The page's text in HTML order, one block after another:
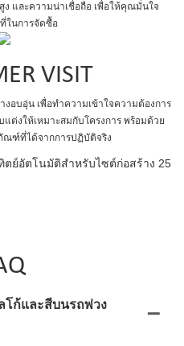
และความน่าเชื่อถือ เพื่อให้คุณมั่นใจ
ในการจัดซื้อ
VISIT
งอบอุ่น เพื่อทำความเข้าใจความต้องการ
ต่งให้เหมาะสมกับโครงการ พร้อมด้วย
ณฑ์ที่ได้จากการปฏิบัติจริง
โก้และสีบนรถพ่วง